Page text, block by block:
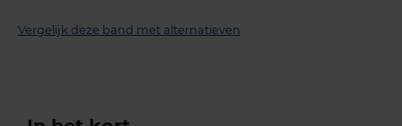
Vergelijk deze band met alternatieven